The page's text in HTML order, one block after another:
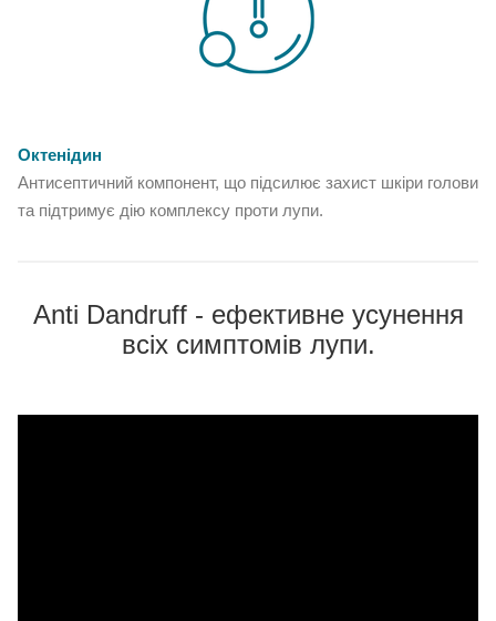
Октенідин
Антисептичний компонент, що підсилює захист шкіри голови
та підтримує дію комплексу проти лупи.
Anti Dandruff - ефективне усунення
всіх симптомів лупи.